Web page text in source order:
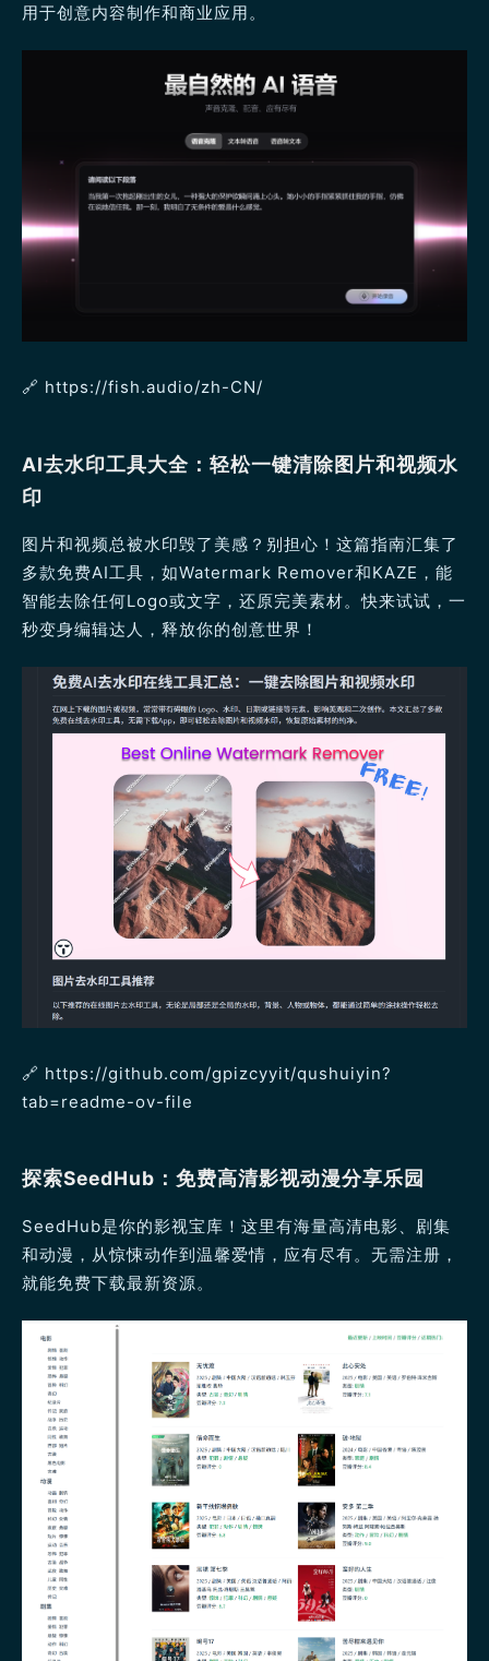
用于创意内容制作和商业应用。
🔗 https://fish.audio/zh-CN/
AI去水印工具大全：轻松一键清除图片和视频水
印
图片和视频总被水印毁了美感？别担心！这篇指南汇集了
多款免费AI工具，如Watermark Remover和KAZE，能
智能去除任何Logo或文字，还原完美素材。快来试试，一
秒变身编辑达人，释放你的创意世界！
🔗 https://github.com/gpizcyyit/qushuiyin?
tab=readme-ov-file
探索SeedHub：免费高清影视动漫分享乐园
SeedHub是你的影视宝库！这里有海量高清电影、剧集
和动漫，从惊悚动作到温馨爱情，应有尽有。无需注册，
就能免费下载最新资源。